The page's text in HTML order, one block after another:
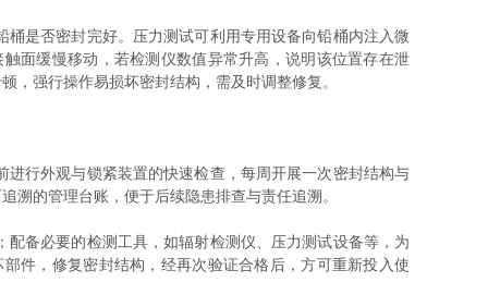
是否密封完好。压力测试可利用专用设备向铅桶内注入微
面缓慢移动，若检测仪数值异常升高，说明该位置存在泄
，强行操作易损坏密封结构，需及时调整修复。
行外观与锁紧装置的快速检查，每周开展一次密封结构与
溯的管理台账，便于后续隐患排查与责任追溯。
备必要的检测工具，如辐射检测仪、压力测试设备等，为
件，修复密封结构，经再次验证合格后，方可重新投入使